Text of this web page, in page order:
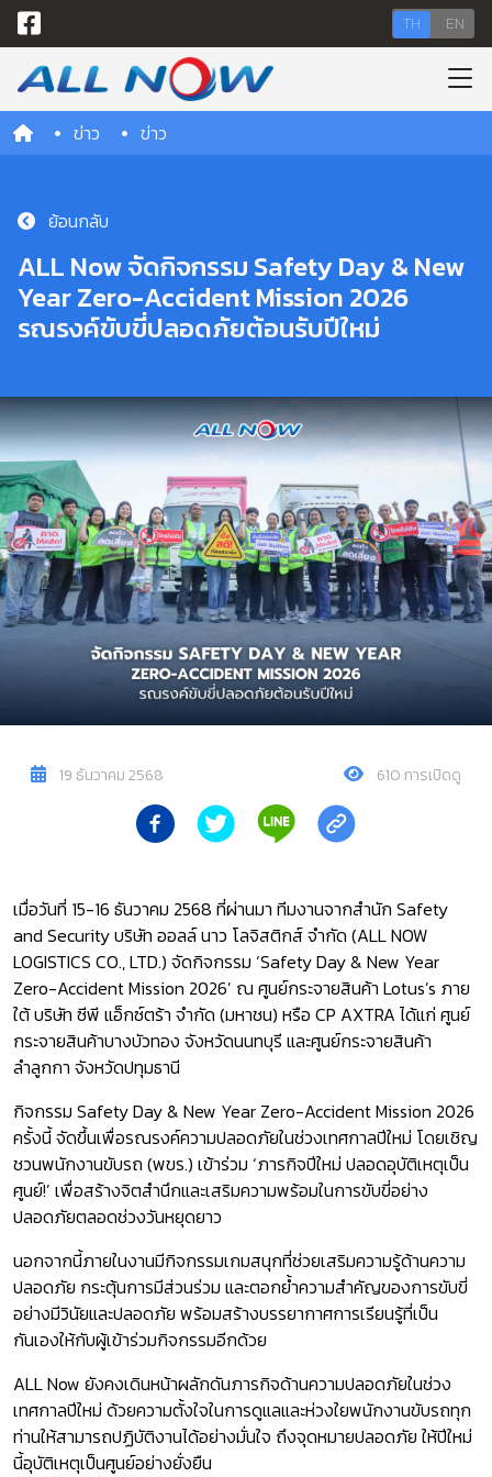
TH EN
ข่าว ข่าว
ย้อนกลับ
ALL Now จัดกิจกรรม Safety Day & New
Year Zero-Accident Mission 2026
รณรงค์ขับขี่ปลอดภัยต้อนรับปีใหม่
19 ธันวาคม 2568 610 การเปิดดู
เมื่อวันที่ 15-16 ธันวาคม 2568 ที่ผ่านมา ทีมงานจากสำนัก Safety
and Security บริษัท ออลล์ นาว โลจิสติกส์ จำกัด (ALL NOW
LOGISTICS CO., LTD.) จัดกิจกรรม ‘Safety Day & New Year
Zero-Accident Mission 2026’ ณ ศูนย์กระจายสินค้า Lotus’s ภาย
ใต้ บริษัท ซีพี แอ็กซ์ตร้า จำกัด (มหาชน) หรือ CP AXTRA ได้แก่ ศูนย์
กระจายสินค้าบางบัวทอง จังหวัดนนทบุรี และศูนย์กระจายสินค้า
ลำลูกกา จังหวัดปทุมธานี
กิจกรรม Safety Day & New Year Zero-Accident Mission 2026
ครั้งนี้ จัดขึ้นเพื่อรณรงค์ความปลอดภัยในช่วงเทศกาลปีใหม่ โดยเชิญ
ชวนพนักงานขับรถ (พขร.) เข้าร่วม ‘ภารกิจปีใหม่ ปลอดอุบัติเหตุเป็น
ศูนย์!’ เพื่อสร้างจิตสำนึกและเสริมความพร้อมในการขับขี่อย่าง
ปลอดภัยตลอดช่วงวันหยุดยาว
นอกจากนี้ภายในงานมีกิจกรรมเกมสนุกที่ช่วยเสริมความรู้ด้านความ
ปลอดภัย กระตุ้นการมีส่วนร่วม และตอกย้ำความสำคัญของการขับขี่
อย่างมีวินัยและปลอดภัย พร้อมสร้างบรรยากาศการเรียนรู้ที่เป็น
กันเองให้กับผู้เข้าร่วมกิจกรรมอีกด้วย
ALL Now ยังคงเดินหน้าผลักดันภารกิจด้านความปลอดภัยในช่วง
เทศกาลปีใหม่ ด้วยความตั้งใจในการดูแลและห่วงใยพนักงานขับรถทุก
ท่านให้สามารถปฏิบัติงานได้อย่างมั่นใจ ถึงจุดหมายปลอดภัย ให้ปีใหม่
นี้อุบัติเหตุเป็นศูนย์อย่างยั่งยืน